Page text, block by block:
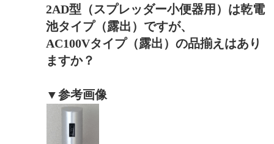
2AD型（スプレッダー小便器用）は乾電
池タイプ（露出）ですが、
AC100Vタイプ（露出）の品揃えはあり
ますか？
▼参考画像